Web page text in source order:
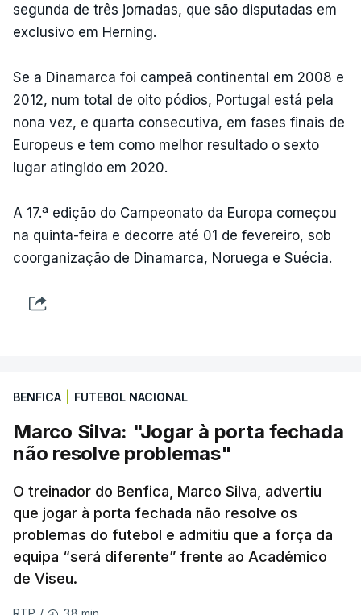
segunda de três jornadas, que são disputadas em
exclusivo em Herning.
Se a Dinamarca foi campeã continental em 2008 e
2012, num total de oito pódios, Portugal está pela
nona vez, e quarta consecutiva, em fases finais de
Europeus e tem como melhor resultado o sexto
lugar atingido em 2020.
A 17.ª edição do Campeonato da Europa começou
na quinta-feira e decorre até 01 de fevereiro, sob
coorganização de Dinamarca, Noruega e Suécia.
BENFICA FUTEBOL NACIONAL
Marco Silva: "Jogar à porta fechada
não resolve problemas"
O treinador do Benfica, Marco Silva, advertiu
que jogar à porta fechada não resolve os
problemas do futebol e admitiu que a força da
equipa “será diferente” frente ao Académico
de Viseu.